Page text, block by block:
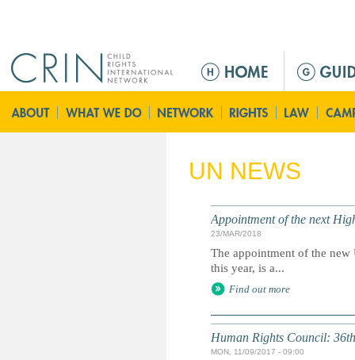
n
m
n
UN NEWS
Appointment of the next
23/MAR/2018
The appointment of the
this year, is a...
Find out more
Human Rights Council:
MON, 11/09/2017 - 09:00